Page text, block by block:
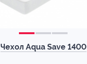
Чехол Aqua Save 1400